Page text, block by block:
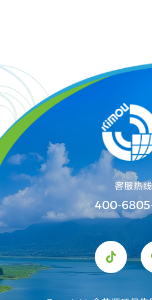
客服热线
400-